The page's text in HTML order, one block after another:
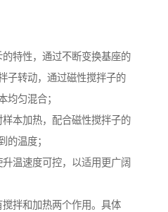
特性，通过不断变换基座的
子转动，通过磁性搅拌子的
均匀混合；
本加热，配合磁性搅拌子的
的温度；
温速度可控，以适用更广阔
拌和加热两个作用。具体